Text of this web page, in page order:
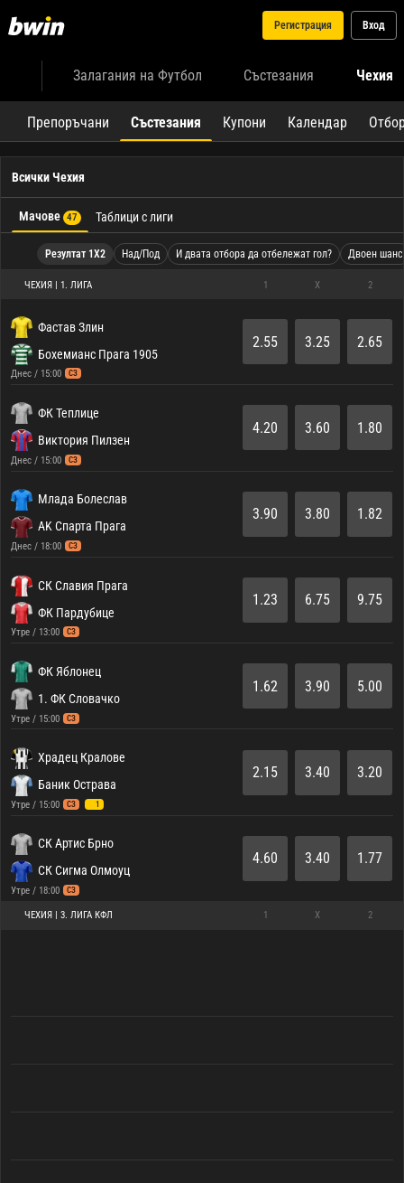
Регистрация Вход
Залагания на Футбол Състезания Чехия
Препоръчани Състезания Купони Календар
Всички Чехия
Мачове 47 Таблици с лиги
Резултат 1X2 Над/Под И двата отбора да отбележат гол? Двоен шанс
ЧЕХИЯ | 1. ЛИГА 1 X 2
Фастав Злин
Бохемианс Прага 1905
Днес / 15:00 СЗ
2.55 3.25 2.65
ФК Теплице
Виктория Пилзен
Днес / 15:00 СЗ
4.20 3.60 1.80
Млада Болеслав
AK Спарта Прага
Днес / 18:00 СЗ
3.90 3.80 1.82
СК Славия Прага
ФК Пардубице
Утре / 13:00 СЗ
1.23 6.75 9.75
ФК Яблонец
1. ФК Словачко
Утре / 15:00 СЗ
1.62 3.90 5.00
Храдец Кралове
Баник Острава
Утре / 15:00 СЗ 1
2.15 3.40 3.20
СК Артис Брно
СК Сигма Олмоуц
Утре / 18:00 СЗ
4.60 3.40 1.77
ЧЕХИЯ | 3. ЛИГА КФЛ 1 X 2